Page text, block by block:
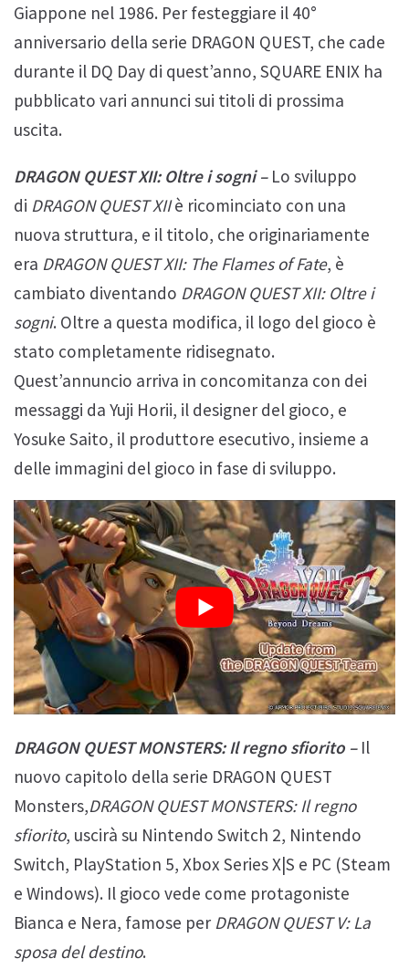
Giappone nel 1986. Per festeggiare il 40°
anniversario della serie DRAGON QUEST, che cade
durante il DQ Day di quest’anno, SQUARE ENIX ha
pubblicato vari annunci sui titoli di prossima
uscita.
DRAGON QUEST XII: Oltre i sogni –Lo sviluppo
di DRAGON QUEST XIIè ricominciato con una
nuova struttura, e il titolo, che originariamente
era DRAGON QUEST XII: The Flames of Fate, è
cambiato diventando DRAGON QUEST XII: Oltre i
sogni. Oltre a questa modifica, il logo del gioco è
stato completamente ridisegnato.
Quest’annuncio arriva in concomitanza con dei
messaggi da Yuji Horii, il designer del gioco, e
Yosuke Saito, il produttore esecutivo, insieme a
delle immagini del gioco in fase di sviluppo.
DRAGON QUEST MONSTERS: Il regno sfiorito –Il
nuovo capitolo della serie DRAGON QUEST
Monsters,DRAGON QUEST MONSTERS: Il regno
sfiorito, uscirà su Nintendo Switch 2, Nintendo
Switch, PlayStation 5, Xbox Series X|S e PC (Steam
e Windows). Il gioco vede come protagoniste
Bianca e Nera, famose per DRAGON QUEST V: La
sposa del destino.